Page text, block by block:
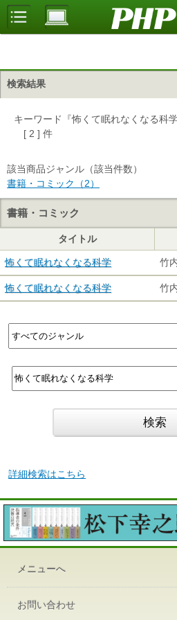
検索結果
キーワード『怖くて眠れなくなる科
[ 2 ] 件
該当商品ジャンル（該当件数）
書籍・コミック（2）
書籍・コミック
タイトル
怖くて眠れなくなる科学 竹
怖くて眠れなくなる科学 竹
詳細検索はこちら
メニューへ
お問い合わせ